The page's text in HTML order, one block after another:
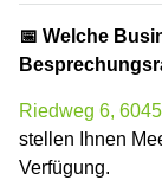
📅 Welche
Riedweg 6,
stellen Ihnen
Verfügung.